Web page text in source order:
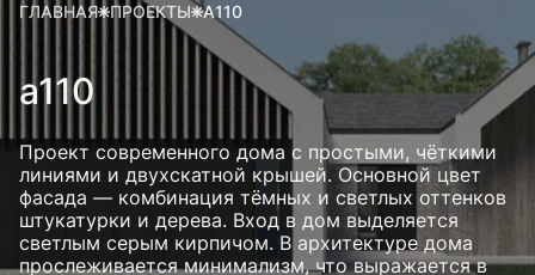
ГЛАВНАЯ ПРОЕКТЫ A110
a110
Проект современного дома с простыми, чёткими
линиями и двухскатной крышей. Основной цвет
фасада — комбинация тёмных и светлых оттенков
штукатурки и дерева. Вход в дом выделяется
светлым серым кирпичом. В архитектуре дома
прослеживается минимализм, что выражается в